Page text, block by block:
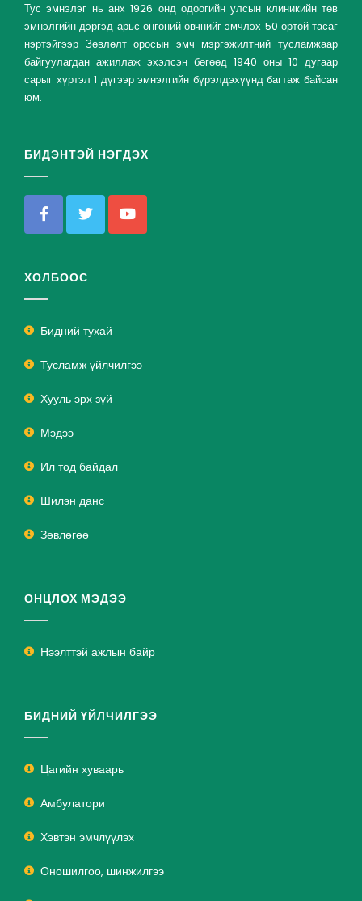
Тус эмнэлэг нь анх 1926 онд одоогийн улсын клиникийн төв
эмнэлгийн дэргэд арьс өнгөний өвчнийг эмчлэх 50 ортой тасаг
нэртэйгээр Зөвлөлт оросын эмч мэргэжилтний тусламжаар
байгуулагдан ажиллаж эхэлсэн бөгөөд 1940 оны 10 дугаар
сарыг хүртэл 1 дүгээр эмнэлгийн бүрэлдэхүүнд багтаж байсан
юм.
БИДЭНТЭЙ НЭГДЭХ
ХОЛБООС
Бидний тухай
Тусламж үйлчилгээ
Хууль эрх зүй
Мэдээ
Ил тод байдал
Шилэн данс
Зөвлөгөө
ОНЦЛОХ МЭДЭЭ
Нээлттэй ажлын байр
БИДНИЙ ҮЙЛЧИЛГЭЭ
Цагийн хуваарь
Амбулатори
Хэвтэн эмчлүүлэх
Оношилгоо, шинжилгээ